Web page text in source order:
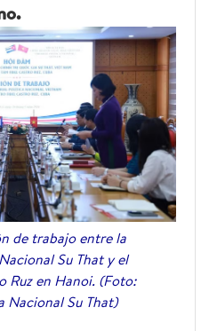
de trabajo entre la
Su That y el
Ruz en Hanoi. (Foto:
Nacional Su That)